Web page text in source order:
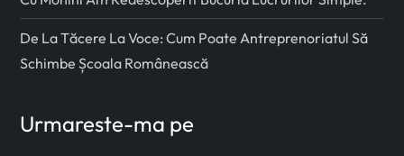
De La Tăcere La Voce: Cum Poate Antreprenoriatul Să
Schimbe Școala Românească
Urmareste-ma pe